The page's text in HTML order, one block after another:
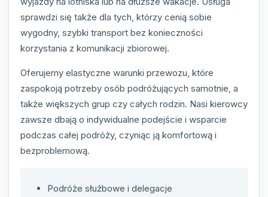
sprawdzi się także dla tych, którzy cenią sobie
wygodny, szybki transport bez konieczności
korzystania z komunikacji zbiorowej.
Oferujemy elastyczne warunki przewozu, które
zaspokoją potrzeby osób podróżujących samotnie, a
także większych grup czy całych rodzin. Nasi kierowcy
zawsze dbają o indywidualne podejście i wsparcie
podczas całej podróży, czyniąc ją komfortową i
bezproblemową.
Podróże służbowe i delegacje